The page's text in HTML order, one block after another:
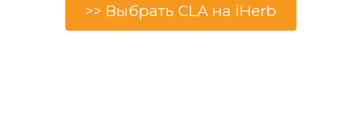
>> Выбрать CLA на iHerb